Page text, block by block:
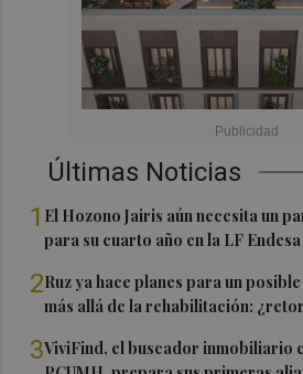
Últimas Noticias
1 El Hozono Jairis aún necesita un
para su cuarto año en la LF Endesa
2Ruz ya hace planes para un
más allá de la rehabilitación:
3ViviFind, el buscador inmobiliario